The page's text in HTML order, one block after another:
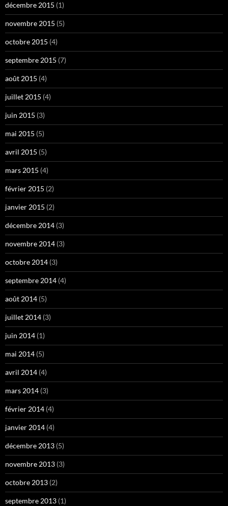
décembre 2015 (1)
novembre 2015 (5)
octobre 2015 (4)
septembre 2015 (7)
août 2015 (4)
juillet 2015 (4)
juin 2015 (3)
mai 2015 (5)
avril 2015 (5)
mars 2015 (4)
février 2015 (2)
janvier 2015 (2)
décembre 2014 (3)
novembre 2014 (3)
octobre 2014 (3)
septembre 2014 (4)
août 2014 (5)
juillet 2014 (3)
juin 2014 (1)
mai 2014 (5)
avril 2014 (4)
mars 2014 (3)
février 2014 (4)
janvier 2014 (4)
décembre 2013 (5)
novembre 2013 (3)
octobre 2013 (2)
septembre 2013 (1)